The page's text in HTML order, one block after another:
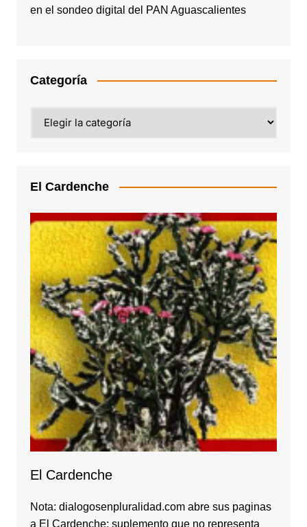
en el sondeo digital del PAN Aguascalientes
Categoría
El Cardenche
El Cardenche
Nota: dialogosenpluralidad.com abre sus paginas
a El Cardenche: suplemento que no representa